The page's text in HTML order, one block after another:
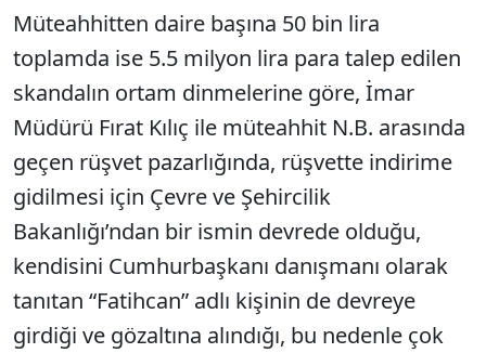
Müteahhitten daire başına 50 bin lira
toplamda ise 5.5 milyon lira para talep edilen
skandalın ortam dinmelerine göre, İmar
Müdürü Fırat Kılıç ile müteahhit N.B. arasında
geçen rüşvet pazarlığında, rüşvette indirime
gidilmesi için Çevre ve Şehircilik
Bakanlığı’ndan bir ismin devrede olduğu,
kendisini Cumhurbaşkanı danışmanı olarak
tanıtan “Fatihcan” adlı kişinin de devreye
girdiği ve gözaltına alındığı, bu nedenle çok